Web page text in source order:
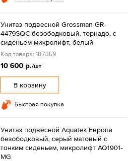
Унитаз подвесной Grossman GR-
4479SQC безободковый, торнадо, с
сиденьем микролифт, белый
Код товара: 187359
10 600 р./шт
В корзину
Быстрая покупка
Унитаз подвесной Aquatek Европа
безободковый, серый матовый с
тонким сиденьем, микролифт AQ1901-
MG